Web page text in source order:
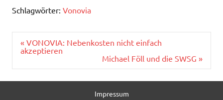
Schlagwörter: Vonovia
Beitragsnavigation
« VONOVIA: Nebenkosten nicht einfach
akzeptieren
Michael Föll und die SWSG »
Impressum